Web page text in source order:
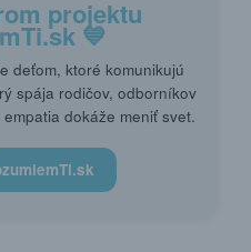
projektu
💙
deťom, ktoré komunikujú
spája rodičov, odborníkov
dokáže meniť svet.